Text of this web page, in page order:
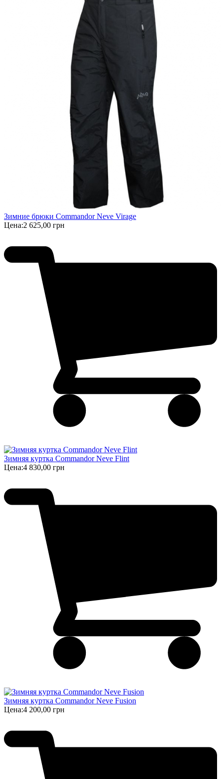
Зимние брюки Commandor Neve Virage
Цена:2 625,00 грн
Зимняя куртка Commandor Neve Flint
Цена:4 830,00 грн
Зимняя куртка Commandor Neve Fusion
Цена:4 200,00 грн